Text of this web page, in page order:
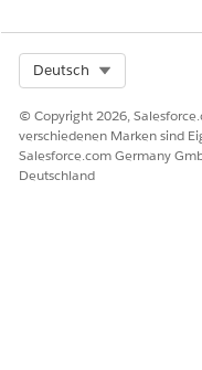
Deutsch
© Copyright 2026,
verschiedenen Marken sind
Salesforce.com Germany
Deutschland